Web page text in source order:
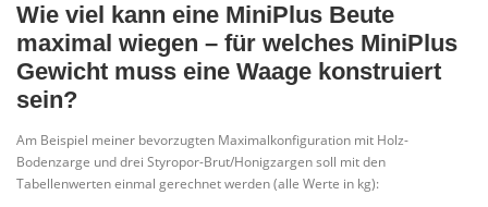
Wie viel kann eine MiniPlus Beute
maximal wiegen – für welches MiniPlus
Gewicht muss eine Waage konstruiert
sein?
Am Beispiel meiner bevorzugten Maximalkonfiguration mit Holz-
Bodenzarge und drei Styropor-Brut/Honigzargen soll mit den
Tabellenwerten einmal gerechnet werden (alle Werte in kg):